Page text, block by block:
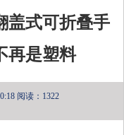
盖式可折叠手
再是塑料
阅读：1322